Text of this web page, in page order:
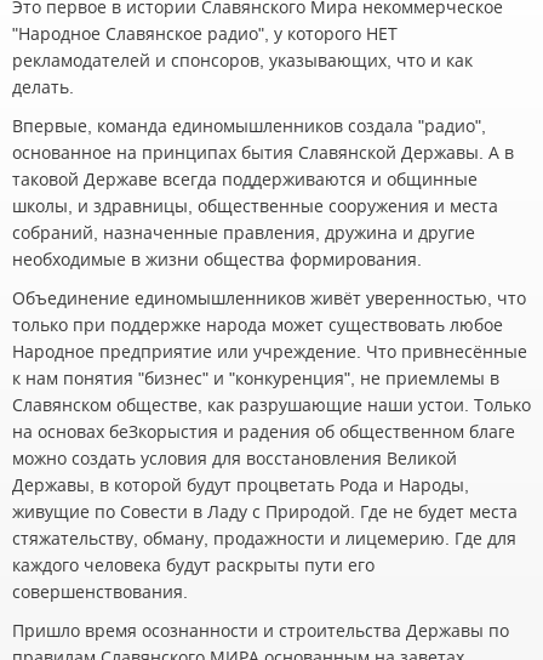
Это первое в истории Славянского Мира некоммерческое
"Народное Славянское радио", у которого НЕТ
рекламодателей и спонсоров, указывающих, что и как
делать.
Впервые, команда единомышленников создала "радио",
основанное на принципах бытия Славянской Державы. А в
таковой Державе всегда поддерживаются и общинные
школы, и здравницы, общественные сооружения и места
собраний, назначенные правления, дружина и другие
необходимые в жизни общества формирования.
Объединение единомышленников живёт уверенностью, что
только при поддержке народа может существовать любое
Народное предприятие или учреждение. Что привнесённые
к нам понятия "бизнес" и "конкуренция", не приемлемы в
Славянском обществе, как разрушающие наши устои. Только
на основах беЗкорыстия и радения об общественном благе
можно создать условия для восстановления Великой
Державы, в которой будут процветать Рода и Народы,
живущие по Совести в Ладу с Природой. Где не будет места
стяжательству, обману, продажности и лицемерию. Где для
каждого человека будут раскрыты пути его
совершенствования.
Пришло время осознанности и строительства Державы по